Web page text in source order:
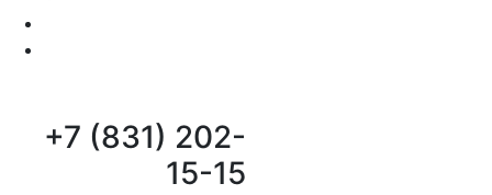
+7 (831) 202-
15-15